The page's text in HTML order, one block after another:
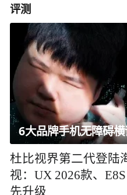
评测
杜比视界第二代登陆
视：UX 2026款、
先升级